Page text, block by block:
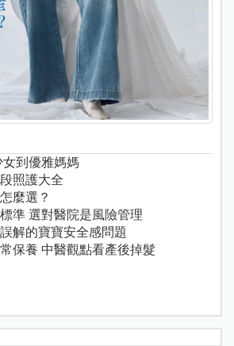
到優雅媽媽
照護大全
麼選？
準 選對醫院是風險管理
解的寶寶安全感問題
保養 中醫觀點看產後掉髮